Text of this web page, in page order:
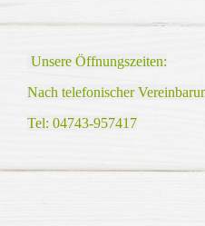
Unsere Öffnungszeiten:
Nach telefonischer
Tel: 04743-957417